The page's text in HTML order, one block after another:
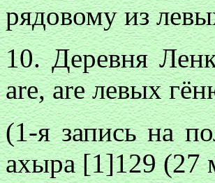
рядовому из
10. Деревня
are, are левых
(1-я запись на
ахыра [1]129 (27